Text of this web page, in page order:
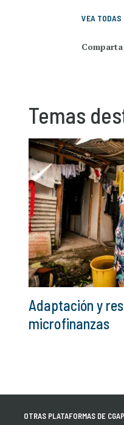
VEA
Temas
Adaptación y
microfinanzas
OTRAS PLATAFORMAS DE